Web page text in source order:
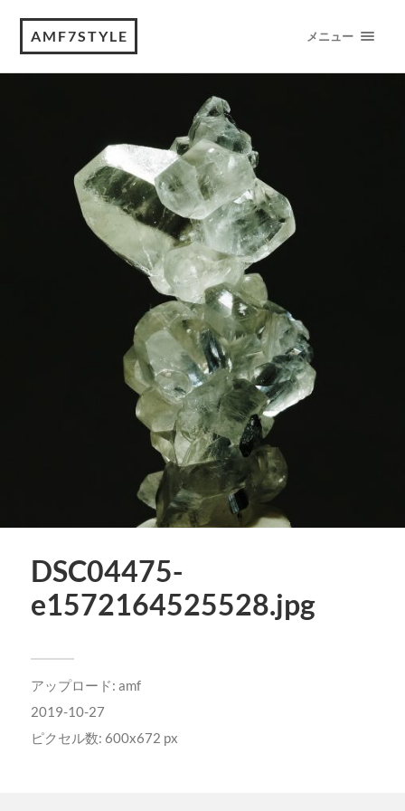
AMF7STYLE メニュー
DSC04475-
e1572164525528.jpg
アップロード: amf
2019-10-27
ピクセル数: 600x672 px